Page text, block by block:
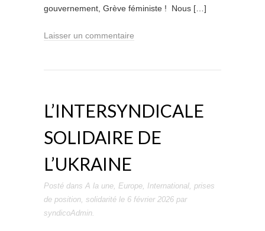
gouvernement, Grève féministe ! Nous […]
Laisser un commentaire
L’INTERSYNDICALE
SOLIDAIRE DE
L’UKRAINE
Posté dans A la une, Europe, International, prises
de position, solidarité le 6 février 2026 par
syndicoAdmin.